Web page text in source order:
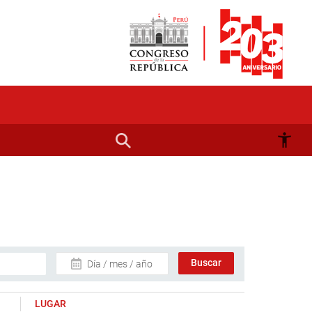
Día / mes / año
LUGAR